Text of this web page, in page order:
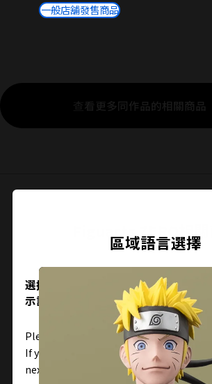
一般店舖發售商品
查看更多同作品的相關商品
Figuarts ZERO相關
區域語言選擇
選擇您所在的地區和語言。保存後，
示設置。
Please select the area you live in and
If you save, you can skip the display
next time.